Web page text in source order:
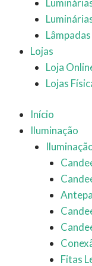
Lojas
Loja
Lojas
Início
Iluminação
Fitas